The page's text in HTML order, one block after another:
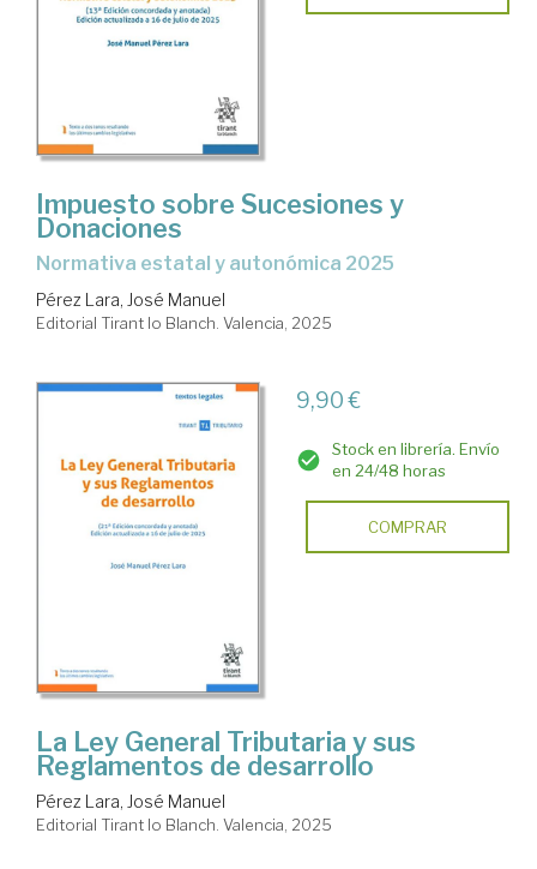
Impuesto sobre Sucesiones y
Donaciones
Normativa estatal y autonómica 2025
Pérez Lara, José Manuel
Editorial Tirant lo Blanch. Valencia, 2025
9,90 €
Stock en librería. Envío
en 24/48 horas
COMPRAR
La Ley General Tributaria y sus
Reglamentos de desarrollo
Pérez Lara, José Manuel
Editorial Tirant lo Blanch. Valencia, 2025